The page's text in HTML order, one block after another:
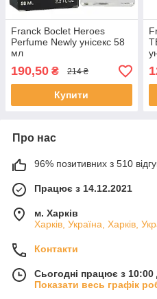
Franck Boclet Heroes
Perfume Newly унісекс 58
мл
190,50 ₴ 214 ₴
Купити
Про нас
96% позитивних з 510
Працює з 14.12.2021
м. Харків
Харків, Україна, Харків,
Контакти
Сьогодні працює з 10:00
Показати весь графік